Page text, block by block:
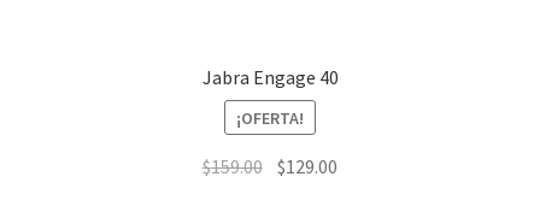
Jabra Engage 40
¡OFERTA!
$159.00 El$129.00